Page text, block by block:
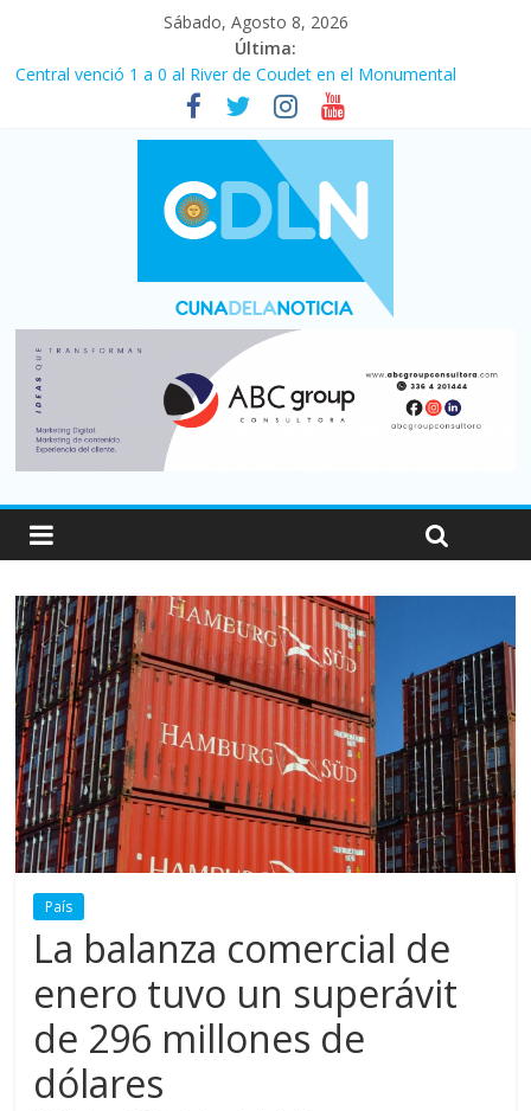
Sábado, Agosto 8, 2026
Última:
Central venció 1 a 0 al River de Coudet en el Monumental
La morosidad alcanzó su nivel más alto en dos décadas y ya
afecta a 400 mil deudores en Santa Fe
Desde que asumió Milei cerraron 41.000 kioscos: el sector
denuncia crisis como en 2001
Vacaciones de invierno con más movimiento y consumo
turístico: 4,6 millones de personas viajaron por el país, un 5,9%
Fuerte caída de la venta de autos usados en julio: bajó un 12,6%
País
La balanza comercial de
enero tuvo un superávit
de 296 millones de
dólares